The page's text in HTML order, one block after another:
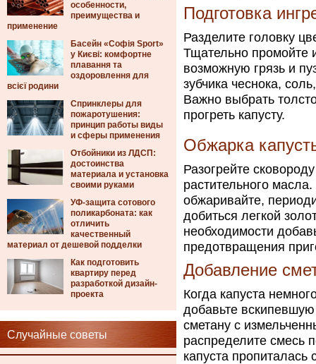
особенности,
преимущества и
применение
Басейн «Софія Sport»
у Києві: комфортне
плавання та
оздоровлення для
всієї родини
Спринклеры для
пожаротушения:
принцип работы виды
и сферы применения
Отбойники из ЛДСП:
достоинства
материала и установка
своими руками
УФ-защита сотового
поликарбоната: как
отличить
качественный
материал от дешевой подделки
Как подготовить
квартиру перед
разработкой дизайн-
проекта
Случайные советы
Подготовка
Разделите головку
Тщательно промойте
возможную грязь и
зубчика чеснока,
Важно выбрать
прогреть капусту.
Обжарка
Разогрейте
растительного
обжаривайте,
добиться легкой
необходимости
предотвращения
Добавление
Когда капуста
добавьте
сметану с
распределите смесь
капуста